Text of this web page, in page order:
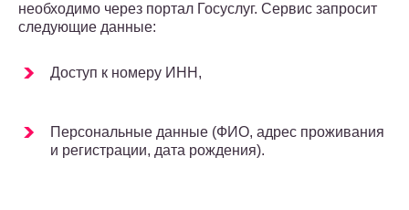
необходимо через портал Госуслуг. Сервис запросит
следующие данные:
Доступ к номеру ИНН,
Персональные данные (ФИО, адрес проживания
и регистрации, дата рождения).